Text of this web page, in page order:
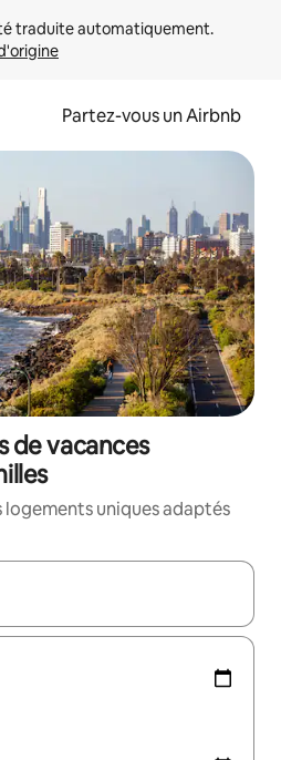
Partez-vous un Airbnb
de vacances
logements uniques adaptés
parcourez-les en utilisant